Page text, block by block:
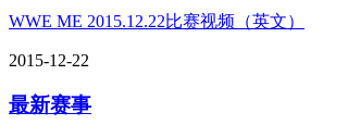
WWE ME 2015.12.22比赛视频（英文）
2015-12-22
最新赛事